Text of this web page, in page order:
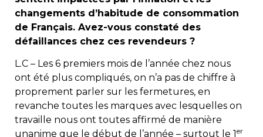
changements d’habitude de consommation
de Français. Avez-vous constaté des
défaillances chez ces revendeurs ?
L.C – Les 6 premiers mois de l’année chez nous
ont été plus compliqués, on n’a pas de chiffre à
proprement parler sur les fermetures, en
revanche toutes les marques avec lesquelles on
travaille nous ont toutes affirmé de manière
unanime que le début de l’année – surtout le 1 er